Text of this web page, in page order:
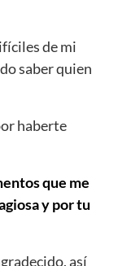
de mi
saber quien
haberte
que me
y por tu
así